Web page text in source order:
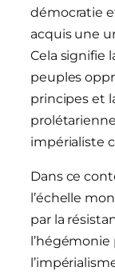
démocratie
acquis une
Cela signifie
peuples
principes et
impérialiste
Dans ce
l’échelle
par la
l’hégémonie